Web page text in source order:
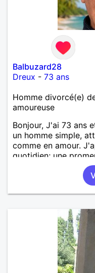
Balbuzard28
Dreux - 73 ans
Homme divorcé(e)
amoureuse
Bonjour, J'ai 73 ans
un homme simple,
comme en amour.
quotidien; une
une discision
deux. Je souhaite
honnête et
moments de
une belle amitié et
écrire une nouvelle
échanges sincères,
simplicité, nous
d'un café suivi
laisser le temps